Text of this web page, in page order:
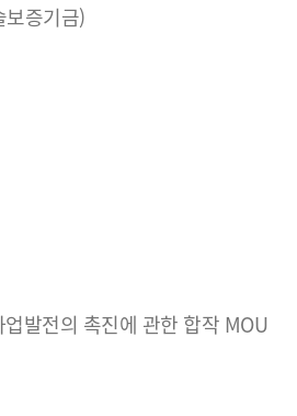
증기금)
발전의 촉진에 관한 합작 MOU